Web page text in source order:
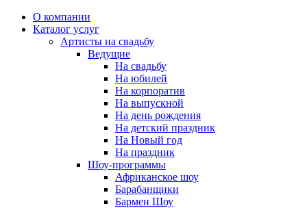
О компании
Каталог услуг
Артисты на свадьбу
Ведущие
На свадьбу
На юбилей
На корпоратив
На выпускной
На день рождения
На детский праздник
На Новый год
На праздник
Шоу-программы
Африканское шоу
Барабанщики
Бармен Шоу